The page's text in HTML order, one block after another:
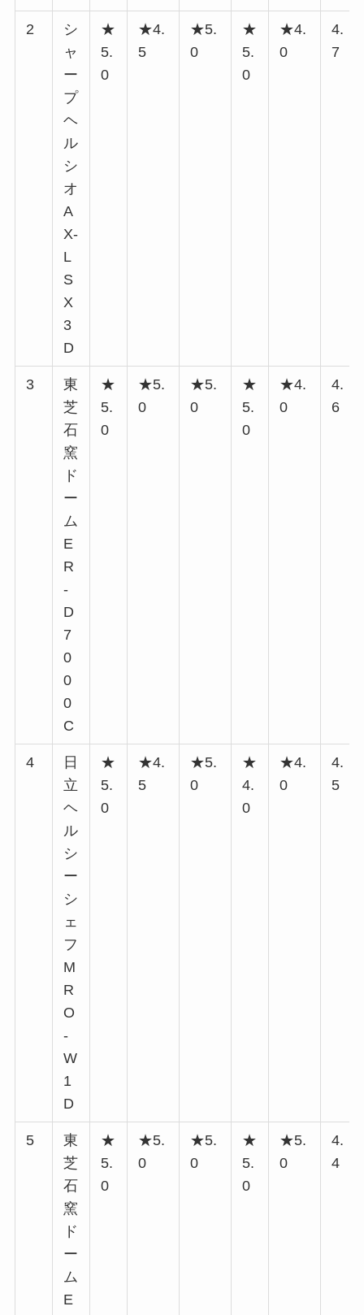
2
シ
ャ
ー
プ
ヘ
ル
シ
オ
A
X-
L
S
X
3
D
★
5.
0
★4.
5
★5.
0
★
5.
0
★4.
0
4.
7
3
東
芝
石
窯
ド
ー
ム
E
R
-
D
7
0
0
0
C
★
5.
0
★5.
0
★5.
0
★
5.
0
★4.
0
4.
6
4
日
立
ヘ
ル
シ
ー
シ
ェ
フ
M
R
O
-
W
1
D
★
5.
0
★4.
5
★5.
0
★
4.
0
★4.
0
4.
5
5
東
芝
石
窯
ド
ー
ム
E
★
5.
0
★5.
0
★5.
0
★
5.
0
★5.
0
4.
4